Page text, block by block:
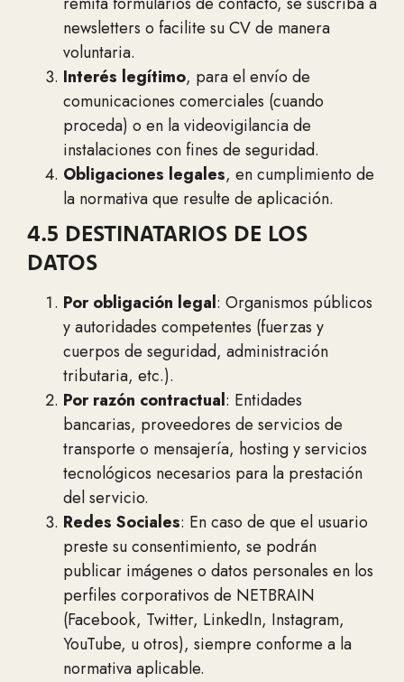
newsletters o facilite su CV de manera
voluntaria.
Interés legítimo, para el envío de
comunicaciones comerciales (cuando
proceda) o en la videovigilancia de
instalaciones con fines de seguridad.
Obligaciones legales, en cumplimiento de
la normativa que resulte de aplicación.
4.5 DESTINATARIOS DE LOS
DATOS
Por obligación legal: Organismos públicos
y autoridades competentes (fuerzas y
cuerpos de seguridad, administración
tributaria, etc.).
Por razón contractual: Entidades
bancarias, proveedores de servicios de
transporte o mensajería, hosting y servicios
tecnológicos necesarios para la prestación
del servicio.
Redes Sociales: En caso de que el usuario
preste su consentimiento, se podrán
publicar imágenes o datos personales en los
perfiles corporativos de NETBRAIN
(Facebook, Twitter, LinkedIn, Instagram,
YouTube, u otros), siempre conforme a la
normativa aplicable.